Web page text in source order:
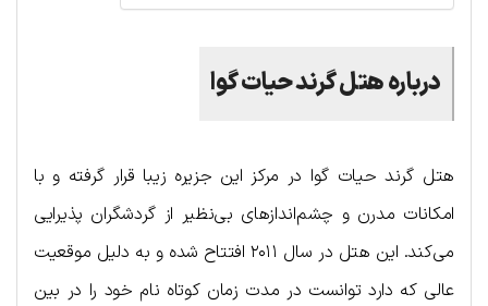
درباره هتل گرند حیات گوا
هتل گرند حیات گوا در مرکز این جزیره زیبا قرار گرفته و با
امکانات مدرن و چشم‌اندازهای بی‌نظیر از گردشگران پذیرایی
می‌کند. این هتل در سال ۲۰۱۱ افتتاح شده و به دلیل موقعیت
عالی که دارد توانست در مدت زمان کوتاه نام خود را در بین